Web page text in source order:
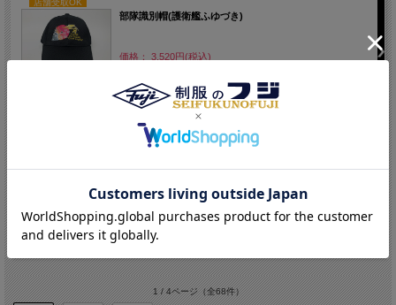
店舗受取OK
部隊識別帽(護衛艦ふゆづき)
価格： 3,520円(税込)
価格： 3,520円(税込)
1 / 4ページ（全68件）